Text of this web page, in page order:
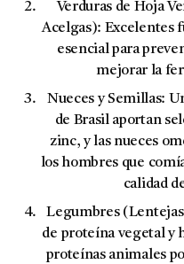
Verduras de Hoja
Acelgas): Excelentes
esencial para
mejorar la
Nueces y Semillas:
de Brasil aportan
zinc, y las nueces
los hombres que
calidad
Legumbres
de proteína vegetal y
proteínas animales